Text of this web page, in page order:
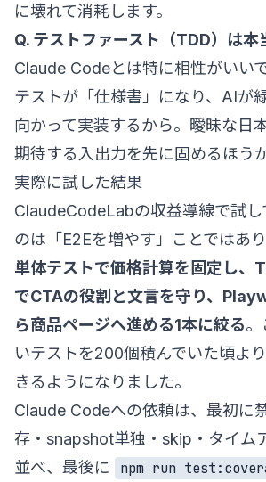
に壊れて消耗します。
Q. テストファースト（TDD）は本
Claude Codeとは特に相性がいい
テストが「仕様書」になり、AIが
向かって実装するから。曖昧な日
期待する入出力を先に固めるほう
実際に試した結果
ClaudeCodeLabの収益導線で試し
のは「E2Eを増やす」ことではあり
単体テストで価格計算を固定し
でCTAの役割と文言を守り、
ら商品ページへ進める1本に絞る。
いテストを200個積んでいた頃よ
きるようになりました。
Claude Codeへの依頼は、最初に
存・snapshot単独・skip・タイム
並べ、最後に
npm run